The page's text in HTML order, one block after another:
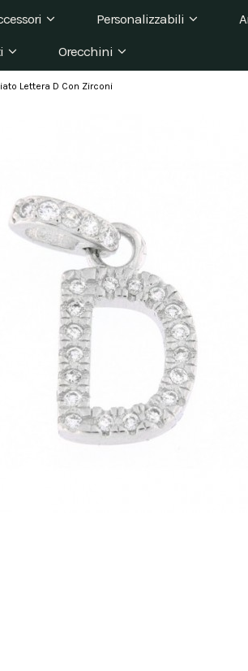
Personalizzabili
Orecchini
Lettera D Con Zirconi